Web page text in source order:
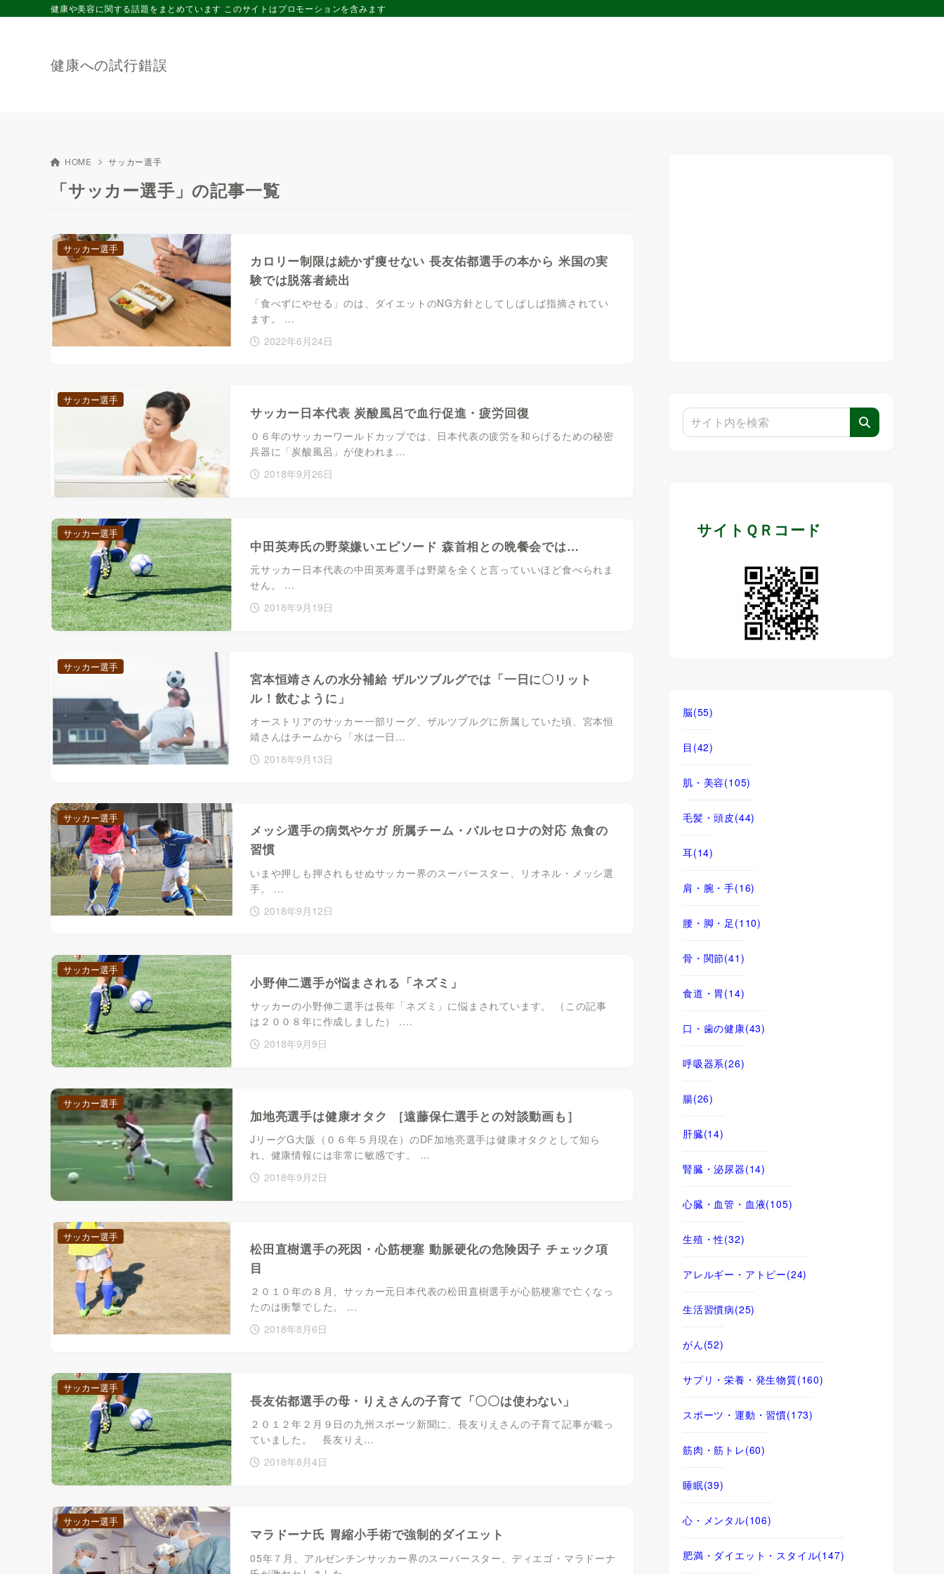
健康への試行錯誤
健康や美容に関する話題をまとめています このサイトはプロモーションを含みます
HOME サッカー選手
「サッカー選手」の記事一覧
カロリー制限は続かず痩せない 長友佑都選手の本から 米国の実
験では脱落者続出
「食べずにやせる」のは、ダイエットのNG方針としてしばしば指摘されてい
ます。 ...
2022年6月24日
サッカー選手
サッカー日本代表 炭酸風呂で血行促進・疲労回復
０６年のサッカーワールドカップでは、日本代表の疲労を和らげるための秘密
兵器に「炭酸風呂」が使われま…
2018年9月26日
サッカー選手
中田英寿氏の野菜嫌いエピソード 森首相との晩餐会では…
元サッカー日本代表の中田英寿選手は野菜を全くと言っていいほど食べられま
せん。 ...
2018年9月19日
サッカー選手
宮本恒靖さんの水分補給 ザルツブルグでは「一日に〇リット
ル！飲むように」
オーストリアのサッカー一部リーグ、ザルツブルグに所属していた頃、宮本恒
靖さんはチームから「水は一日…
2018年9月13日
サッカー選手
メッシ選手の病気やケガ 所属チーム・バルセロナの対応 魚食の
習慣
いまや押しも押されもせぬサッカー界のスーパースター、リオネル・メッシ選
手。 ...
2018年9月12日
サッカー選手
小野伸二選手が悩まされる「ネズミ」
サッカーの小野伸二選手は長年「ネズミ」に悩まされています。 （この記事
は２００８年に作成しました） .…
2018年9月9日
サッカー選手
加地亮選手は健康オタク ［遠藤保仁選手との対談動画も］
JリーグG大阪（０６年５月現在）のDF加地亮選手は健康オタクとして知ら
れ、健康情報には非常に敏感です。 …
2018年9月2日
サッカー選手
松田直樹選手の死因・心筋梗塞 動脈硬化の危険因子 チェック項
目
２０１０年の８月、サッカー元日本代表の松田直樹選手が心筋梗塞で亡くなっ
たのは衝撃でした。 ...
2018年8月6日
サッカー選手
長友佑都選手の母・りえさんの子育て「〇〇は使わない」
２０１２年２月９日の九州スポーツ新聞に、長友りえさんの子育て記事が載っ
ていました。 長友りえ…
2018年8月4日
サッカー選手
マラドーナ氏 胃縮小手術で強制的ダイエット
05年７月、アルゼンチンサッカー界のスーパースター、ディエゴ・マラドーナ
サッカー選手
サイトＱＲコード
脳(55)
目 (42)
肌・美容(105)
毛髪・頭皮(44)
耳(14)
肩・腕・手(16)
腰・脚・足 (110)
骨・関節(41)
食道・胃 (14)
口・歯の健康(43)
呼吸器系(26)
腸(26)
肝臓(14)
腎臓・泌尿器(14)
心臓・血管・血液(105)
生殖・性(32)
アレルギー・アトピー(24)
生活習慣病(25)
がん(52)
サプリ・栄養・発生物質(160)
スポーツ・運動・習慣(173)
筋肉・筋トレ(60)
睡眠(39)
心・メンタル(106)
肥満・ダイエット・スタイル(147)